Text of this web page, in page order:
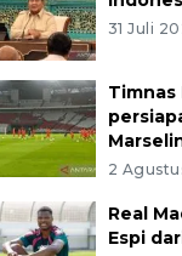
31 Juli
Timnas
2
Real
Espi